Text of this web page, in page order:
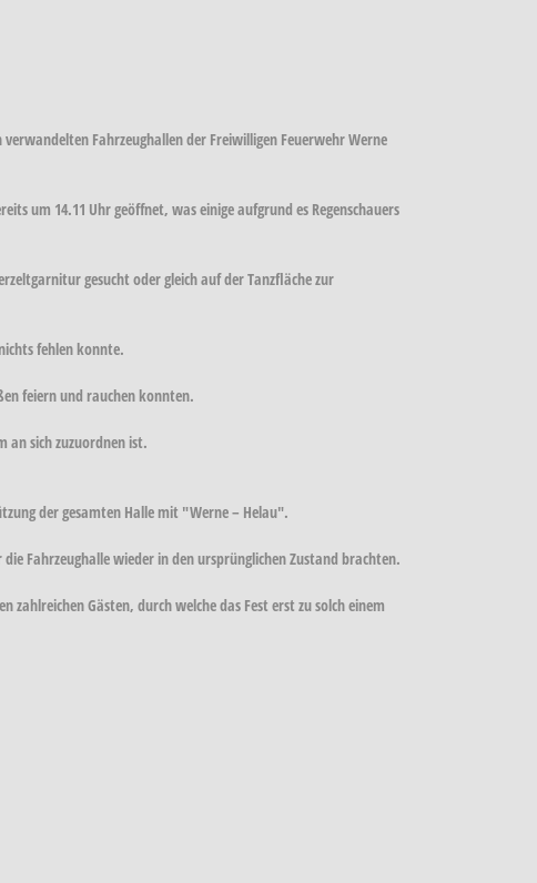
Fahrzeughallen der Freiwilligen Feuerwehr Werne
um 14.11 Uhr geöffnet, was einige aufgrund es Regenschauers
gesucht oder gleich auf der Tanzfläche zur
fehlen konnte.
feiern und rauchen konnten.
an sich zuzuordnen ist.
der gesamten Halle mit "Werne – Helau".
Fahrzeughalle wieder in den ursprünglichen Zustand brachten.
Gästen, durch welche das Fest erst zu solch einem